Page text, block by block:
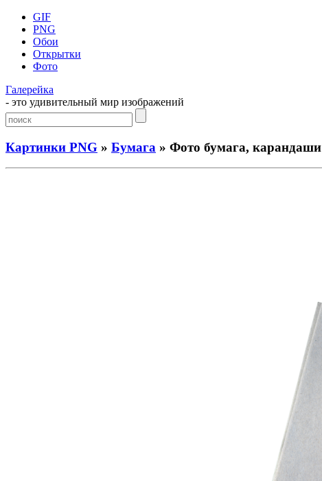
GIF
PNG
Обои
Открытки
Фото
Галерейка
- это удивительный мир изображений
Картинки PNG » Бумага » Фото бумага, карандаши